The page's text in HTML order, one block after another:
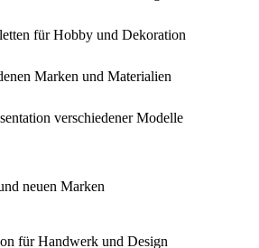
für Hobby und Dekoration
Marken und Materialien
verschiedener Modelle
neuen Marken
für Handwerk und Design